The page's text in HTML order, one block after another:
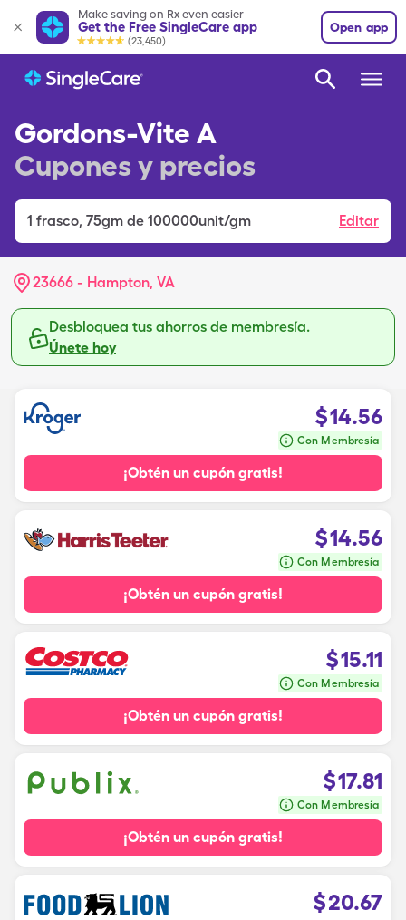
Make saving on Rx even easier
Get the Free SingleCare app
(23,450)
Open app
Gordons-Vite A
Cupones y precios
1 frasco, 75gm de 100000unit/gm Editar
23666 - Hampton, VA
Desbloquea tus ahorros de membresía.
Únete hoy
$14.56
Con Membresía
¡Obtén un cupón gratis!
$14.56
Con Membresía
¡Obtén un cupón gratis!
$15.11
Con Membresía
¡Obtén un cupón gratis!
$17.81
Con Membresía
¡Obtén un cupón gratis!
$20.67